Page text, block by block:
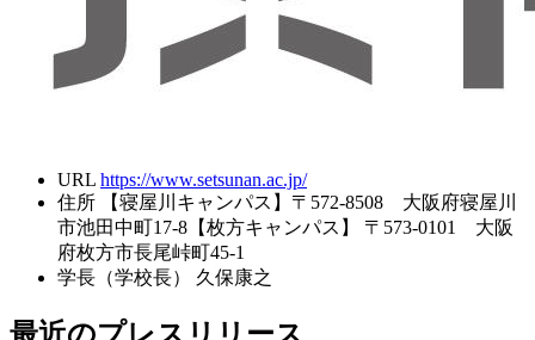
URL https://www.setsunan.ac.jp/
住所
【寝屋川キャンパス】〒572-8508 大阪府寝屋川
市池田中町17-8【枚方キャンパス】 〒573-0101 大阪
府枚方市長尾峠町45-1
学長（学校長）
久保康之